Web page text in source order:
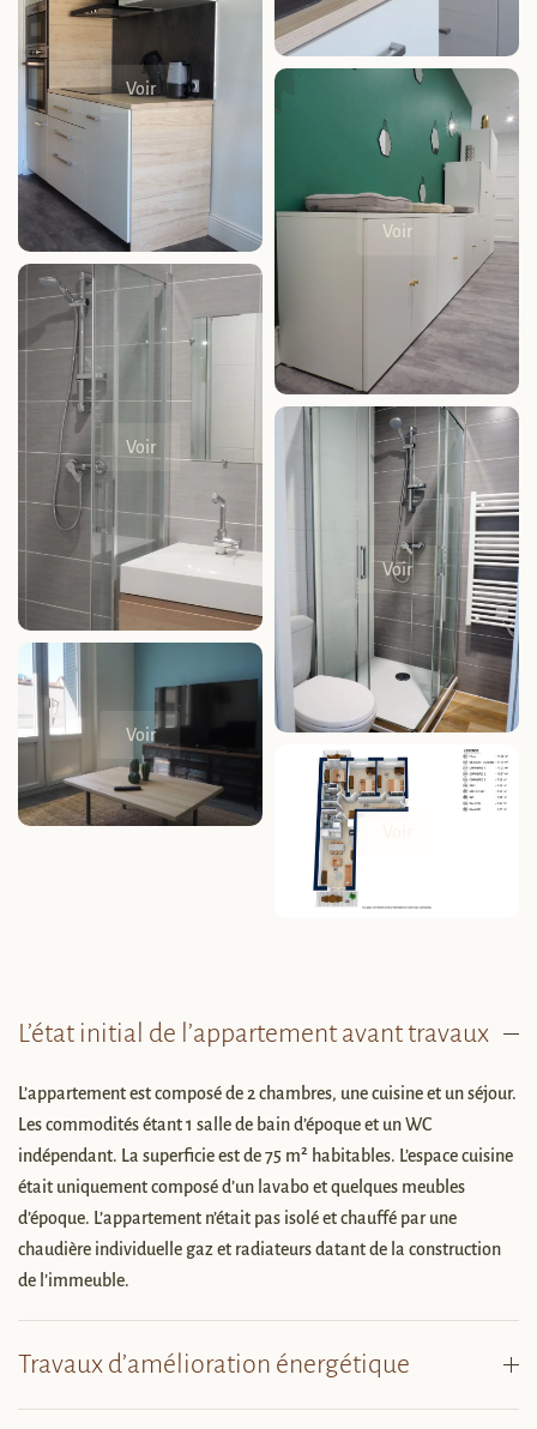
Voir
Voir
Voir
Voir
Voir
L’état initial de l’appartement avant travaux
L’appartement est composé de 2 chambres, une cuisine et un séjour.
Les commodités étant 1 salle de bain d’époque et un WC
indépendant. La superficie est de 75 m² habitables. L’espace cuisine
était uniquement composé d’un lavabo et quelques meubles
d’époque. L’appartement n’était pas isolé et chauffé par une
chaudière individuelle gaz et radiateurs datant de la construction
de l’immeuble.
Travaux d’amélioration énergétique